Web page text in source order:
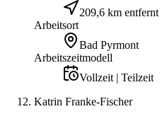
209,6 km entfernt
Arbeitsort
Bad Pyrmont
Arbeitszeitmodell
Vollzeit | Teilzeit
Katrin Franke-Fischer